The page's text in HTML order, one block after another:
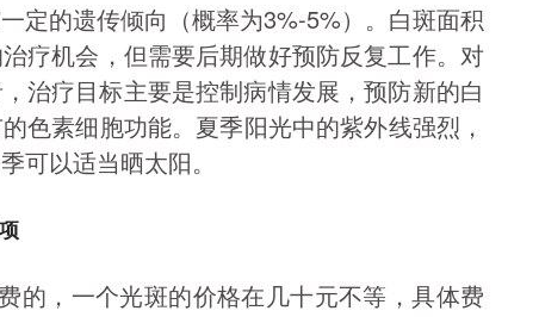
定的遗传倾向（概率为3%-5%）。白斑面积
疗机会，但需要后期做好预防反复工作。对
治疗目标主要是控制病情发展，预防新的白
色素细胞功能。夏季阳光中的紫外线强烈，
可以适当晒太阳。
的，一个光斑的价格在几十元不等，具体费